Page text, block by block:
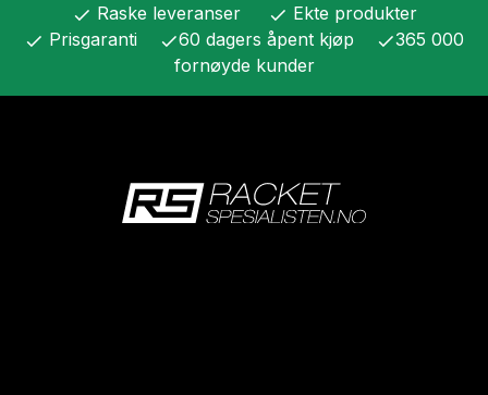
check Raske leveranser check Ekte produkter
check Prisgaranti check60 dagers åpent kjøp check365 000
fornøyde kunder